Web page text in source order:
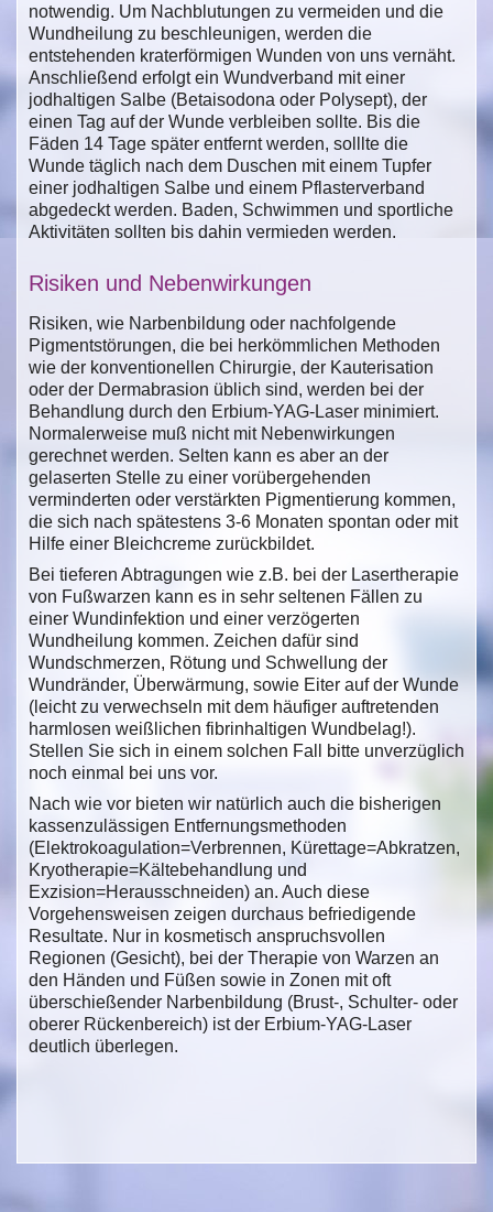
notwendig. Um Nachblutungen zu vermeiden und die
Wundheilung zu beschleunigen, werden die
entstehenden kraterförmigen Wunden von uns vernäht.
Anschließend erfolgt ein Wundverband mit einer
jodhaltigen Salbe (Betaisodona oder Polysept), der
einen Tag auf der Wunde verbleiben sollte. Bis die
Fäden 14 Tage später entfernt werden, solllte die
Wunde täglich nach dem Duschen mit einem Tupfer
einer jodhaltigen Salbe und einem Pflasterverband
abgedeckt werden. Baden, Schwimmen und sportliche
Aktivitäten sollten bis dahin vermieden werden.
Risiken und Nebenwirkungen
Risiken, wie Narbenbildung oder nachfolgende
Pigmentstörungen, die bei herkömmlichen Methoden
wie der konventionellen Chirurgie, der Kauterisation
oder der Dermabrasion üblich sind, werden bei der
Behandlung durch den Erbium-YAG-Laser minimiert.
Normalerweise muß nicht mit Nebenwirkungen
gerechnet werden. Selten kann es aber an der
gelaserten Stelle zu einer vorübergehenden
verminderten oder verstärkten Pigmentierung kommen,
die sich nach spätestens 3-6 Monaten spontan oder mit
Hilfe einer Bleichcreme zurückbildet.
Bei tieferen Abtragungen wie z.B. bei der Lasertherapie
von Fußwarzen kann es in sehr seltenen Fällen zu
einer Wundinfektion und einer verzögerten
Wundheilung kommen. Zeichen dafür sind
Wundschmerzen, Rötung und Schwellung der
Wundränder, Überwärmung, sowie Eiter auf der Wunde
(leicht zu verwechseln mit dem häufiger auftretenden
harmlosen weißlichen fibrinhaltigen Wundbelag!).
Stellen Sie sich in einem solchen Fall bitte unverzüglich
noch einmal bei uns vor.
Nach wie vor bieten wir natürlich auch die bisherigen
kassenzulässigen Entfernungsmethoden
(Elektrokoagulation=Verbrennen, Kürettage=Abkratzen,
Kryotherapie=Kältebehandlung und
Exzision=Herausschneiden) an. Auch diese
Vorgehensweisen zeigen durchaus befriedigende
Resultate. Nur in kosmetisch anspruchsvollen
Regionen (Gesicht), bei der Therapie von Warzen an
den Händen und Füßen sowie in Zonen mit oft
überschießender Narbenbildung (Brust-, Schulter- oder
oberer Rückenbereich) ist der Erbium-YAG-Laser
deutlich überlegen.